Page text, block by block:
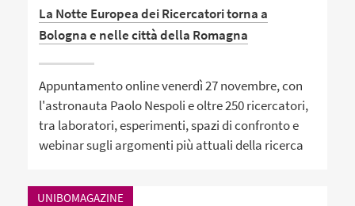
La Notte Europea dei Ricercatori torna a
Bologna e nelle città della Romagna
Appuntamento online venerdì 27 novembre, con
l'astronauta Paolo Nespoli e oltre 250 ricercatori,
tra laboratori, esperimenti, spazi di confronto e
webinar sugli argomenti più attuali della ricerca
UNIBOMAGAZINE